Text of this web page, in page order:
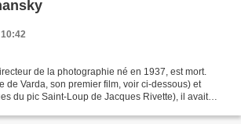
de la photographie né en 1937, est mort.
de Varda, son premier film, voir ci-dessous) et
du pic Saint-Loup de Jacques Rivette), il avait